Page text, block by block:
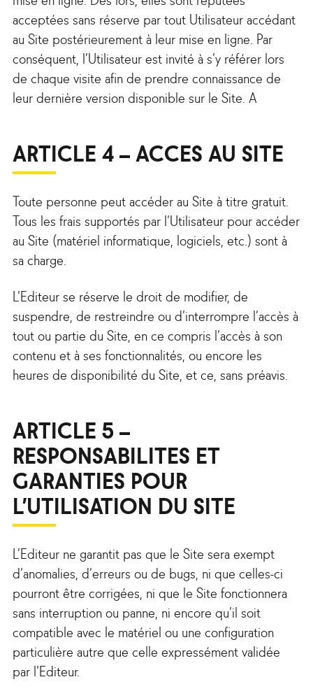
acceptées sans réserve par tout Utilisateur accédant
au Site postérieurement à leur mise en ligne. Par
conséquent, l’Utilisateur est invité à s’y référer lors
de chaque visite afin de prendre connaissance de
leur dernière version disponible sur le Site. A
ARTICLE 4 – ACCES AU SITE
Toute personne peut accéder au Site à titre gratuit.
Tous les frais supportés par l’Utilisateur pour accéder
au Site (matériel informatique, logiciels, etc.) sont à
sa charge.
L’Editeur se réserve le droit de modifier, de
suspendre, de restreindre ou d’interrompre l’accès à
tout ou partie du Site, en ce compris l’accès à son
contenu et à ses fonctionnalités, ou encore les
heures de disponibilité du Site, et ce, sans préavis.
ARTICLE 5 –
RESPONSABILITES ET
GARANTIES POUR
L’UTILISATION DU SITE
L’Editeur ne garantit pas que le Site sera exempt
d’anomalies, d’erreurs ou de bugs, ni que celles-ci
pourront être corrigées, ni que le Site fonctionnera
sans interruption ou panne, ni encore qu’il soit
compatible avec le matériel ou une configuration
particulière autre que celle expressément validée
par l’Editeur.